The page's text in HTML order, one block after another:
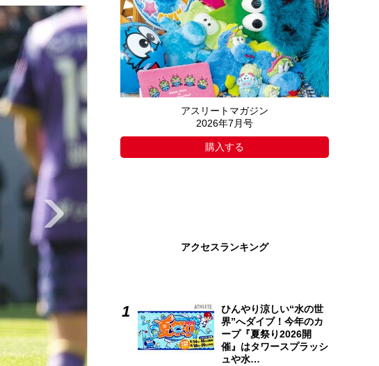
アスリートマガジン
2026年7月号
購入する
アクセスランキング
ひんやり涼しい“水の世
界”へダイブ！今年のカ
ープ『夏祭り2026開
催』はタワースプラッシ
ュや水…